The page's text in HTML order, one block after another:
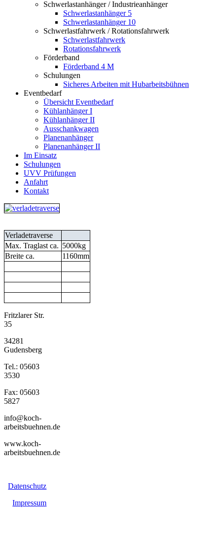
Schwerlastanhänger / Industrieanhänger
Schwerlastanhänger 5
Schwerlastanhänger 10
Schwerlastfahrwerk / Rotationsfahrwerk
Schwerlastfahrwerk
Rotationsfahrwerk
Förderband
Förderband 4 M
Schulungen
Sicheres Arbeiten mit Hubarbeitsbühnen
Eventbedarf
Übersicht Eventbedarf
Kühlanhänger I
Kühlanhänger II
Ausschankwagen
Planenanhänger
Planenanhänger II
Im Einsatz
Schulungen
UVV Prüfungen
Anfahrt
Kontakt
Verladetraverse
Max. Traglast ca. 5000kg
Breite ca.
1160mm
Fritzlarer Str.
35
34281
Gudensberg
Tel.: 05603
3530
Fax: 05603
5827
info@koch-
arbeitsbuehnen.de
www.koch-
arbeitsbuehnen.de
Datenschutz
Impressum